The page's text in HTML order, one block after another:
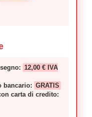
12,00 € IVA
bancario: GRATIS
carta di credito: